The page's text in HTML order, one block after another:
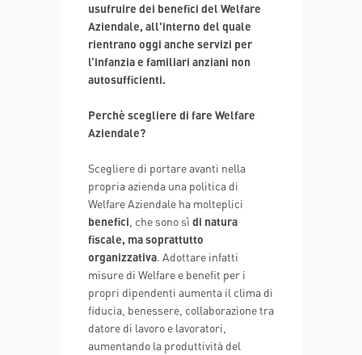
usufruire dei benefici del Welfare
Aziendale, all'interno del quale
rientrano oggi anche servizi per
l’infanzia e familiari anziani non
autosufficienti.
Perchè scegliere di fare Welfare
Aziendale?
Scegliere di portare avanti nella
propria azienda una politica di
Welfare Aziendale ha molteplici
benefici , che sono sì di natura
fiscale, ma soprattutto
organizzativa. Adottare infatti
misure di Welfare e benefit per i
propri dipendenti aumenta il clima di
fiducia, benessere, collaborazione tra
datore di lavoro e lavoratori,
aumentando la produttività del